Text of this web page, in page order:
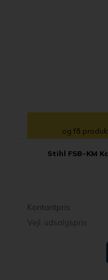
og få
Stihl FSB-KM
Kontantpris
Vejl. udsalgspris